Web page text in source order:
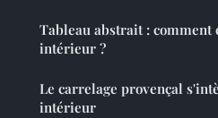
Tableau abstrait :
intérieur ?
Le carrelage provençal
intérieur